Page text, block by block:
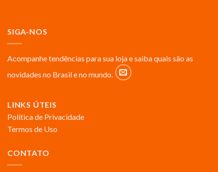
SIGA-NOS
Acompanhe tendências para sua loja e saiba quais são as
novidades no Brasil e no mundo.
LINKS ÚTEIS
Política de Privacidade
Termos de Uso
CONTATO